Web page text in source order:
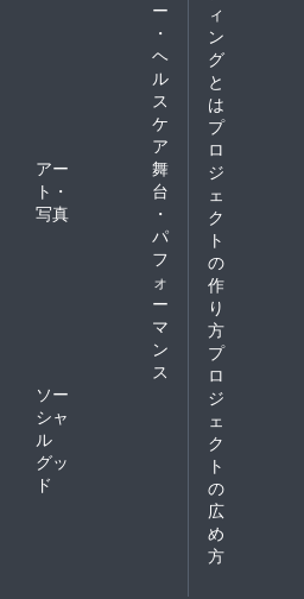
ー
・
ヘ
ル
ス
ケ
ア
アー
ト・
写真
舞
台
・
パ
フ
ォ
ー
マ
ン
ス
ソー
シャ
ル
グッ
ド
ィ
ン
グ
と
は
プ
ロ
ジ
ェ
ク
ト
の
作
り
方
プ
ロ
ジ
ェ
ク
ト
の
広
め
方